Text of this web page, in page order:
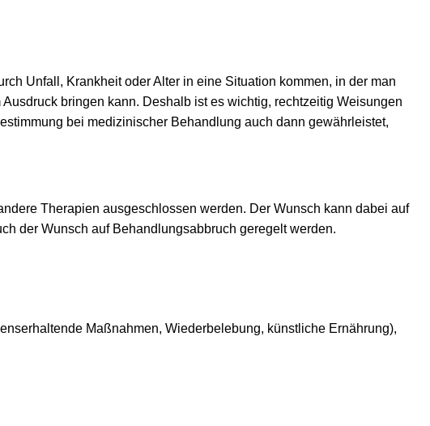
Unfall, Krankheit oder Alter in eine Situation kommen, in der man
bringen kann. Deshalb ist es wichtig, rechtzeitig Weisungen
bei medizinischer Behandlung auch dann gewährleistet,
Therapien ausgeschlossen werden. Der Wunsch kann dabei auf
der Wunsch auf Behandlungsabbruch geregelt werden.
Maßnahmen, Wiederbelebung, künstliche Ernährung),